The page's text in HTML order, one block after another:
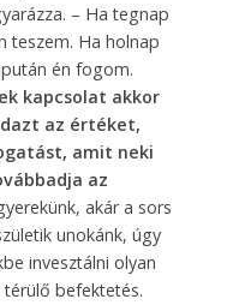
– Ha tegnap
teszem. Ha holnap
én fogom.
kapcsolat akkor
az értéket,
amit neki
az
akár a sors
unokánk, úgy
invesztálni olyan
befektetés.